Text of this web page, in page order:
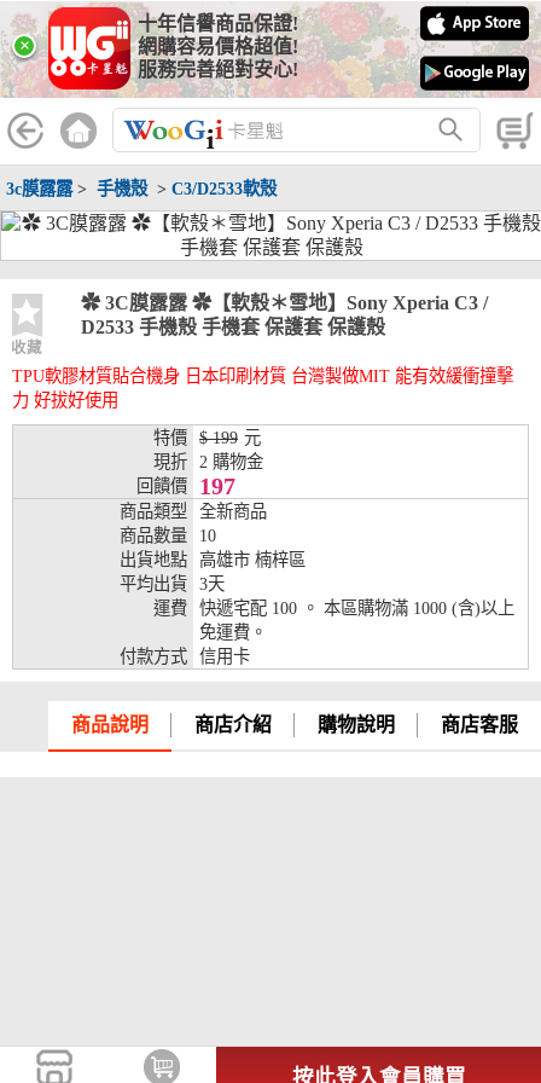
×
十年信譽商品保證!
網購容易價格超值!
服務完善絕對安心!
3c膜露露> 手機殼> C3/D2533軟殼
收藏
✿ 3C膜露露 ✿【軟殼＊雪地】Sony Xperia C3 /
D2533 手機殼 手機套 保護套 保護殼
TPU軟膠材質貼合機身 日本印刷材質 台灣製做MIT 能有效緩衝撞擊
力 好拔好使用
特價
$ 199 元
現折
2 購物金
回饋價
197
商品類型
全新商品
商品數量
10
出貨地點
高雄市 楠梓區
平均出貨
3天
運費
快遞宅配 100 。 本區購物滿 1000 (含)以上
免運費。
付款方式
信用卡
商品說明 商店介紹 購物說明 商店客服
按此登入會員購買
線上分期銀行
WooGii 與 綠界 合作，『信用卡分期付款』 與 『信用卡零利率
分期付款』 的配合銀行如下：
分期期數 提供分期之銀行
兆豐銀行、合作金庫、第一銀行、華南銀行、
彰化銀行、上海銀行、富邦銀行、國泰世華、
台灣企銀、台中銀行、匯豐銀行、華泰銀行、
銀、元大銀行、永豐銀行、玉山銀行、凱基銀
行、星展銀行、台新銀行、安泰銀行、中國信
兆豐銀行、合作金庫、第一銀行、華南銀行、
台灣企銀、台中銀行、匯豐銀行、華泰銀行、
臺灣新光銀行、陽信銀行、聯邦銀行、遠東商
銀、元大銀行、永豐銀行、玉山銀行、凱基銀
行、星展銀行、台新銀行、安泰銀行、中國信
託、台灣樂天、三信商銀
兆豐銀行、合作金庫、第一銀行、華南銀行、
彰化銀行、上海銀行、富邦銀行、國泰世華、
台灣企銀、台中銀行、匯豐銀行、華泰銀行、
臺灣新光銀行、陽信銀行、聯邦銀行、遠東商
銀、元大銀行、永豐銀行、玉山銀行、凱基銀
託、台灣樂天、三信商銀
兆豐銀行、合作金庫、第一銀行、華南銀行、